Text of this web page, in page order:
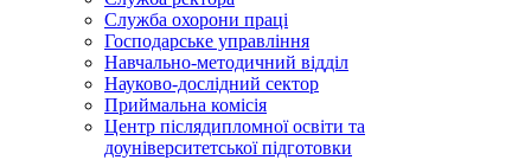
Служба охорони праці
Господарське управління
Навчально-методичний відділ
Науково-дослідний сектор
Приймальна комісія
Центр післядипломної освіти та
доуніверситетської підготовки